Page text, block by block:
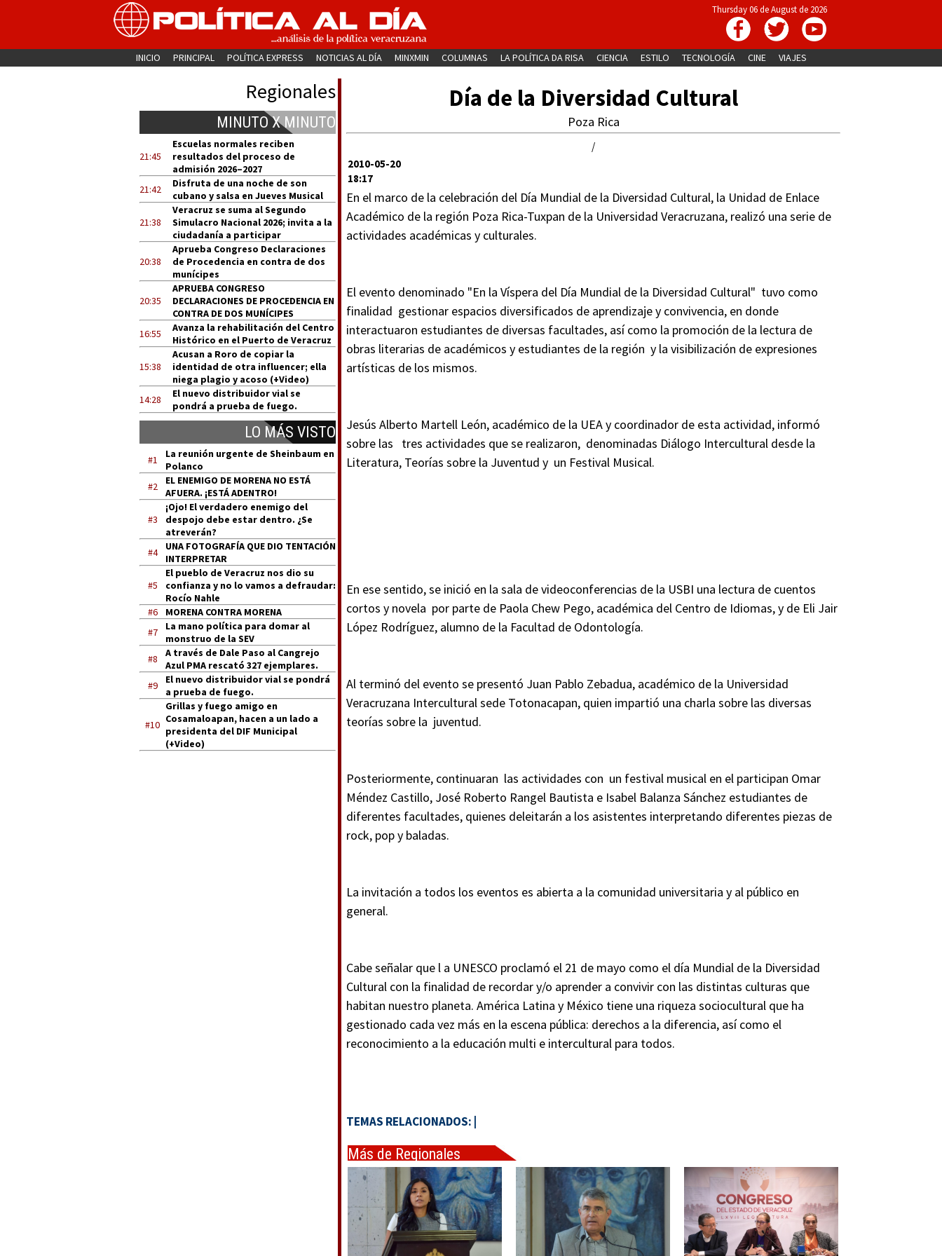
Thursday 06 de August de 2026
INICIO PRINCIPAL POLÍTICA EXPRESS NOTICIAS AL DÍA MINXMIN COLUMNAS LA POLÍTICA DA RISA CIENCIA ESTILO TECNOLOGÍA CINE VIAJES
Regionales
MINUTO X MINUTO
21:45
Escuelas normales reciben
resultados del proceso de
admisión 2026–2027
21:42
Disfruta de una noche de son
cubano y salsa en Jueves Musical
21:38
Veracruz se suma al Segundo
Simulacro Nacional 2026; invita a la
ciudadanía a participar
20:38
Aprueba Congreso Declaraciones
de Procedencia en contra de dos
munícipes
20:35
APRUEBA CONGRESO
DECLARACIONES DE PROCEDENCIA EN
CONTRA DE DOS MUNÍCIPES
16:55
Avanza la rehabilitación del Centro
Histórico en el Puerto de Veracruz
15:38
Acusan a Roro de copiar la
identidad de otra influencer; ella
niega plagio y acoso (+Video)
14:28
El nuevo distribuidor vial se
pondrá a prueba de fuego.
LO MÁS VISTO
#1
La reunión urgente de Sheinbaum en
Polanco
#2
EL ENEMIGO DE MORENA NO ESTÁ
AFUERA. ¡ESTÁ ADENTRO!
#3
¡Ojo! El verdadero enemigo del
despojo debe estar dentro. ¿Se
atreverán?
#4
UNA FOTOGRAFÍA QUE DIO TENTACIÓN
INTERPRETAR
#5
El pueblo de Veracruz nos dio su
confianza y no lo vamos a defraudar:
Rocío Nahle
#6
MORENA CONTRA MORENA
#7
La mano política para domar al
monstruo de la SEV
#8
A través de Dale Paso al Cangrejo
Azul PMA rescató 327 ejemplares.
#9
El nuevo distribuidor vial se pondrá
a prueba de fuego.
#10
Grillas y fuego amigo en
Cosamaloapan, hacen a un lado a
presidenta del DIF Municipal
(+Video)
Día de la Diversidad Cultural
Poza Rica
/
2010-05-20
18:17
En el marco de la celebración del Día Mundial de la Diversidad Cultural, la Unidad de Enlace
Académico de la región Poza Rica-Tuxpan de la Universidad Veracruzana, realizó una serie de
actividades académicas y culturales.
El evento denominado "En la Víspera del Día Mundial de la Diversidad Cultural" tuvo como
finalidad gestionar espacios diversificados de aprendizaje y convivencia, en donde
interactuaron estudiantes de diversas facultades, así como la promoción de la lectura de
obras literarias de académicos y estudiantes de la región y la visibilización de expresiones
artísticas de los mismos.
Jesús Alberto Martell León, académico de la UEA y coordinador de esta actividad, informó
sobre las tres actividades que se realizaron, denominadas Diálogo Intercultural desde la
Literatura, Teorías sobre la Juventud y un Festival Musical.
En ese sentido, se inició en la sala de videoconferencias de la USBI una lectura de cuentos
cortos y novela por parte de Paola Chew Pego, académica del Centro de Idiomas, y de Eli Jair
López Rodríguez, alumno de la Facultad de Odontología.
Al terminó del evento se presentó Juan Pablo Zebadua, académico de la Universidad
Veracruzana Intercultural sede Totonacapan, quien impartió una charla sobre las diversas
teorías sobre la juventud.
Posteriormente, continuaran las actividades con un festival musical en el participan Omar
Méndez Castillo, José Roberto Rangel Bautista e Isabel Balanza Sánchez estudiantes de
diferentes facultades, quienes deleitarán a los asistentes interpretando diferentes piezas de
rock, pop y baladas.
La invitación a todos los eventos es abierta a la comunidad universitaria y al público en
general.
Cabe señalar que l a UNESCO proclamó el 21 de mayo como el día Mundial de la Diversidad
Cultural con la finalidad de recordar y/o aprender a convivir con las distintas culturas que
habitan nuestro planeta. América Latina y México tiene una riqueza sociocultural que ha
gestionado cada vez más en la escena pública: derechos a la diferencia, así como el
reconocimiento a la educación multi e intercultural para todos.
TEMAS RELACIONADOS:
Más de Regionales